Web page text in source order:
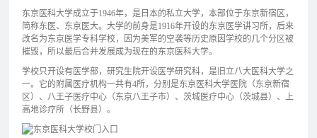
东京医科大学成立于1946年，是日本的私立大学，本部位于东京新宿区，
简称东医、东京医大。大学的前身是1916年开设的东京医学讲习所，后来
改名为东京医学专科学校，因为美军的空袭等历史原因学校的几个分区被
摧毁，所以最后合并发展成为现在的东京医科大学。
学校只开设有医学部，研究生院开设医学研究科，是旧立八大医科大学之
一。它的附属医疗机构一共有4所，分别是东京医科大学医院（东京新宿
区）、八王子医疗中心（东京八王子市）、茨城医疗中心（茨城县）、上
高地诊疗所（长野县）。